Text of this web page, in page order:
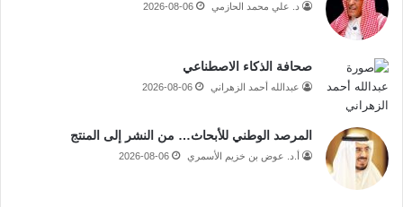
د. علي محمد الحازمي 2026-08-06
صحافة الذكاء الاصطناعي
عبدالله أحمد الزهراني 2026-08-06
المرصد الوطني للأبحاث… من النشر إلى المنتج
أ.د. عوض بن خزيم الأسمري 2026-08-06